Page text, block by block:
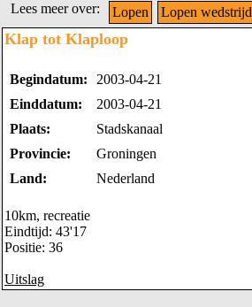
Lees meer over: Lopen Lopen wedstrijd
Klap tot Klaploop
Begindatum:
2003-04-21
Einddatum:
2003-04-21
Plaats:
Stadskanaal
Provincie:
Groningen
Land:
Nederland
10km, recreatie
Eindtijd: 43'17
Positie: 36
Uitslag